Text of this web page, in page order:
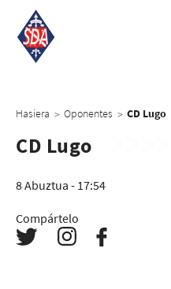
Hasiera > Oponentes > CD Lugo
CD Lugo
8 Abuztua - 17:54
Compártelo